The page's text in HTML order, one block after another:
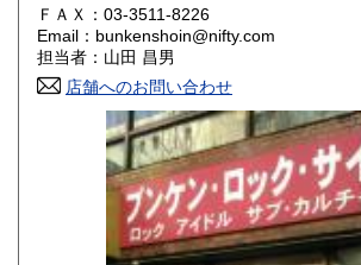
香川県 200円
高知県 200円
200円 長崎県
200円 大分県
200円 鹿児島県
ＦＡＸ：03-3511-8226
Email：bunkenshoin@nifty.com
担当者：山田 昌男
店舗へのお問い合わせ